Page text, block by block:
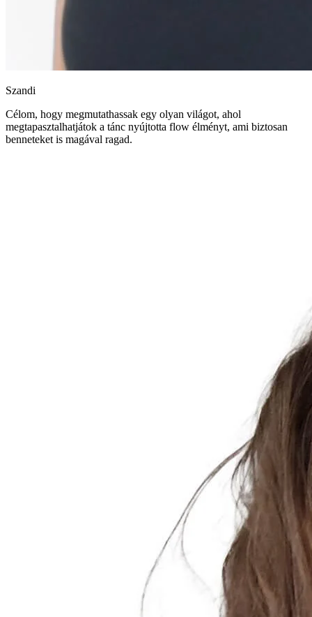
Szandi
Célom, hogy megmutathassak egy olyan világot, ahol
megtapasztalhatjátok a tánc nyújtotta flow élményt, ami biztosan
benneteket is magával ragad.